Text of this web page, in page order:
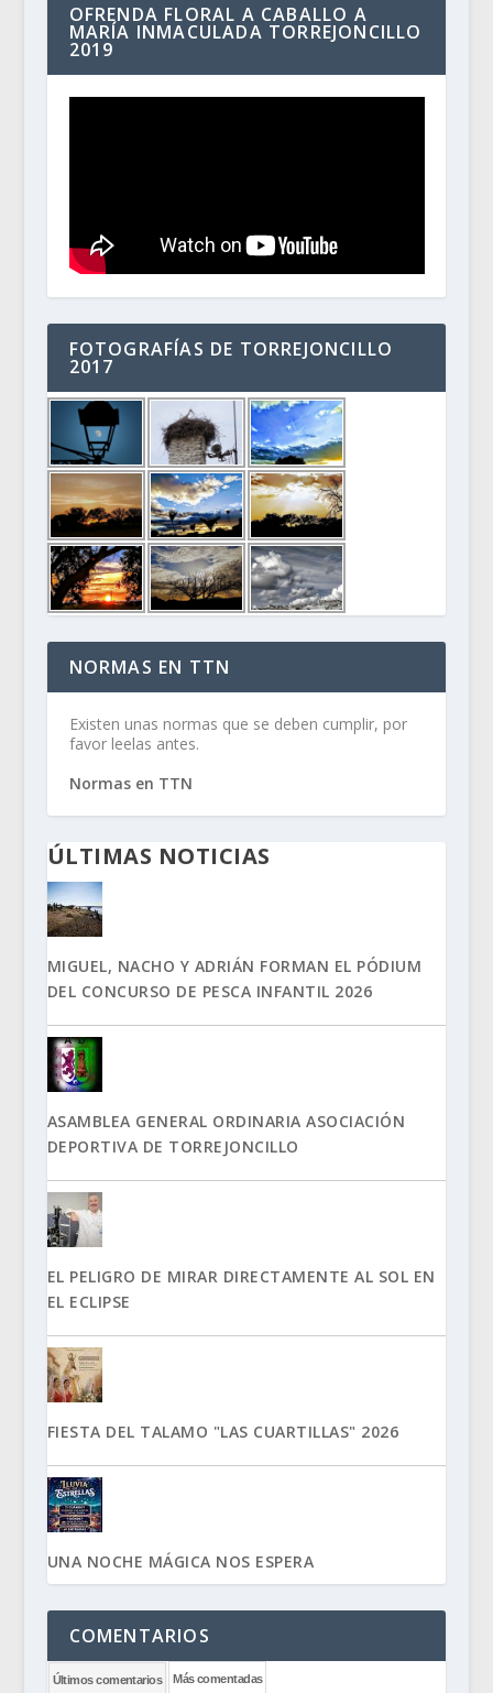
OFRENDA FLORAL A CABALLO A
MARÍA INMACULADA TORREJONCILLO
2019
FOTOGRAFÍAS DE TORREJONCILLO
2017
NORMAS EN TTN
Existen unas normas que se deben cumplir, por
favor leelas antes.
Normas en TTN
ÚLTIMAS NOTICIAS
MIGUEL, NACHO Y ADRIÁN FORMAN EL PÓDIUM
DEL CONCURSO DE PESCA INFANTIL 2026
ASAMBLEA GENERAL ORDINARIA ASOCIACIÓN
DEPORTIVA DE TORREJONCILLO
EL PELIGRO DE MIRAR DIRECTAMENTE AL SOL EN
EL ECLIPSE
FIESTA DEL TALAMO "LAS CUARTILLAS" 2026
UNA NOCHE MÁGICA NOS ESPERA
COMENTARIOS
Últimos comentarios Más comentadas